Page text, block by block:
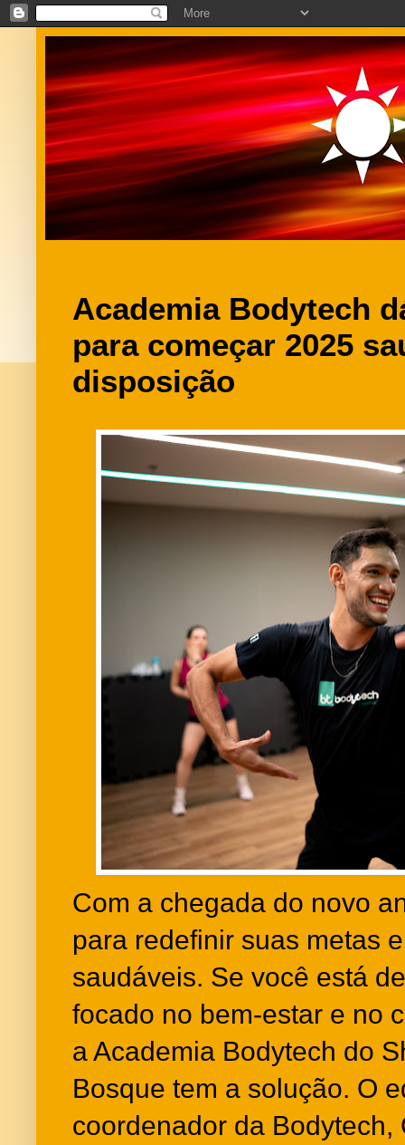
Academia Bodytech
para começar 2025
disposição
Com a chegada do novo
para redefinir suas metas
saudáveis. Se você está
focado no bem-estar e no
a Academia Bodytech do
Bosque tem a solução. O
coordenador da Bodytech,